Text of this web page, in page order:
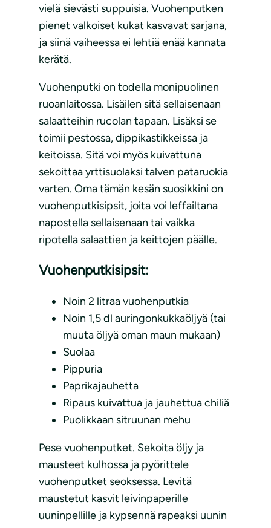
vielä sievästi suppuisia. Vuohenputken
pienet valkoiset kukat kasvavat sarjana,
ja siinä vaiheessa ei lehtiä enää kannata
kerätä.
Vuohenputki on todella monipuolinen
ruoanlaitossa. Lisäilen sitä sellaisenaan
salaatteihin rucolan tapaan. Lisäksi se
toimii pestossa, dippikastikkeissa ja
keitoissa. Sitä voi myös kuivattuna
sekoittaa yrttisuolaksi talven pataruokia
varten. Oma tämän kesän suosikkini on
vuohenputkisipsit, joita voi leffailtana
napostella sellaisenaan tai vaikka
ripotella salaattien ja keittojen päälle.
Vuohenputkisipsit:
Noin 2 litraa vuohenputkia
Noin 1,5 dl auringonkukkaöljyä (tai
muuta öljyä oman maun mukaan)
Suolaa
Pippuria
Paprikajauhetta
Ripaus kuivattua ja jauhettua chiliä
Puolikkaan sitruunan mehu
Pese vuohenputket. Sekoita öljy ja
mausteet kulhossa ja pyörittele
vuohenputket seoksessa. Levitä
maustetut kasvit leivinpaperille
uuninpellille ja kypsennä rapeaksi uunin